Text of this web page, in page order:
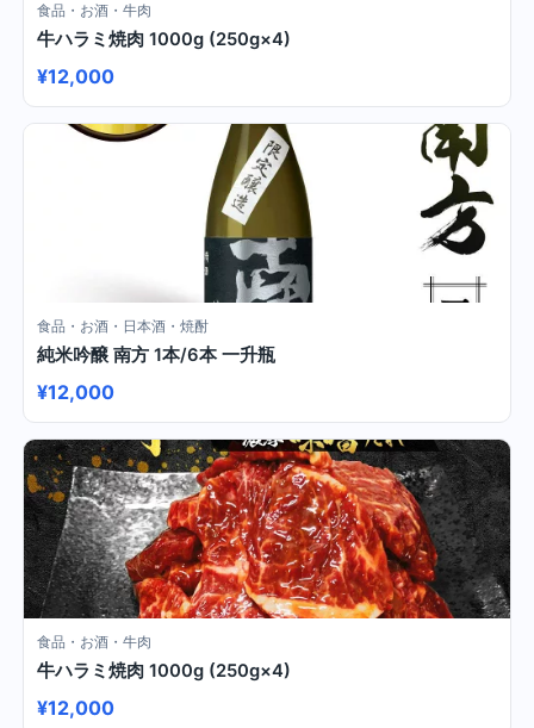
食品・お酒・牛肉
牛ハラミ焼肉 1000g (250g×4)
¥12,000
食品・お酒・日本酒・焼酎
純米吟醸 南方 1本/6本 一升瓶
¥12,000
食品・お酒・牛肉
牛ハラミ焼肉 1000g (250g×4)
¥12,000